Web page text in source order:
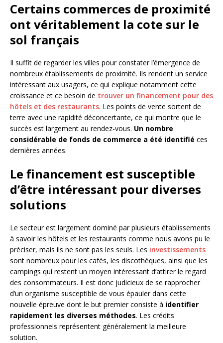
Certains commerces de proximité
ont véritablement la cote sur le
sol français
Il suffit de regarder les villes pour constater l’émergence de
nombreux établissements de proximité. Ils rendent un service
intéressant aux usagers, ce qui explique notamment cette
croissance et ce besoin de trouver un financement pour des
hôtels et des restaurants. Les points de vente sortent de
terre avec une rapidité déconcertante, ce qui montre que le
succès est largement au rendez-vous. Un nombre
considérable de fonds de commerce a été identifié ces
dernières années.
Le financement est susceptible
d’être intéressant pour diverses
solutions
Le secteur est largement dominé par plusieurs établissements
à savoir les hôtels et les restaurants comme nous avons pu le
préciser, mais ils ne sont pas les seuls. Les investissements
sont nombreux pour les cafés, les discothèques, ainsi que les
campings qui restent un moyen intéressant d’attirer le regard
des consommateurs. Il est donc judicieux de se rapprocher
d’un organisme susceptible de vous épauler dans cette
nouvelle épreuve dont le but premier consiste à identifier
rapidement les diverses méthodes. Les crédits
professionnels représentent généralement la meilleure
solution.